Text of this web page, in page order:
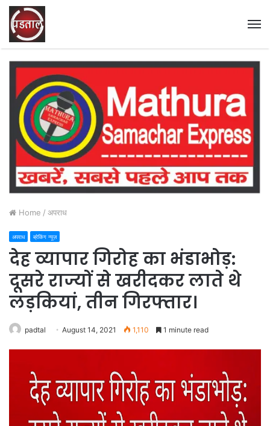
Home / अपराध
अपराध ब्रेकिंग न्यूज़
देह व्यापार गिरोह का भंडाभोड़:
दूसरे राज्यों से खरीदकर लाते थे
लड़कियां, तीन गिरफ्तार।
padtal August 14, 2021 1,110 1 minute read